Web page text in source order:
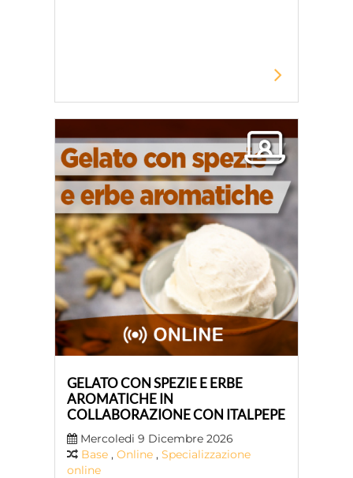
GELATO CON SPEZIE E ERBE
AROMATICHE IN
COLLABORAZIONE CON ITALPEPE
Mercoledi 9 Dicembre 2026
Base , Online , Specializzazione
online